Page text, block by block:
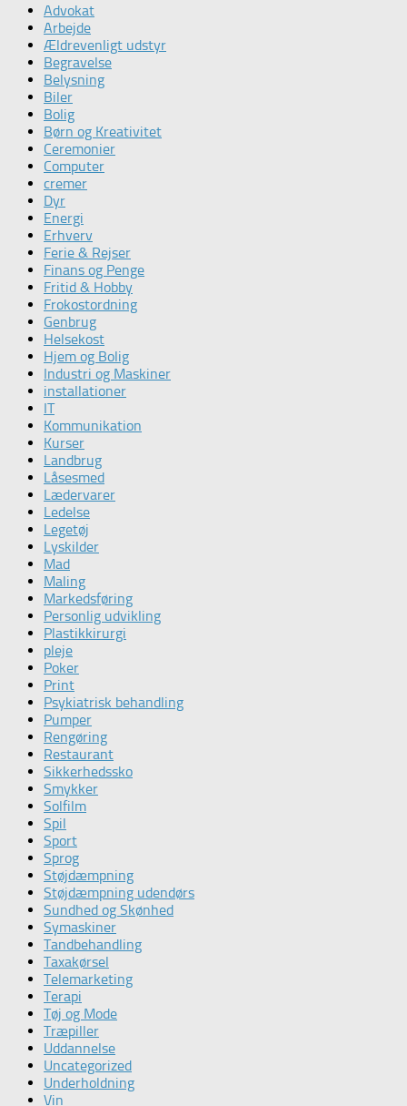
Advokat
Arbejde
Ældrevenligt udstyr
Begravelse
Belysning
Biler
Bolig
Børn og Kreativitet
Ceremonier
Computer
cremer
Dyr
Energi
Erhverv
Ferie & Rejser
Finans og Penge
Fritid & Hobby
Frokostordning
Genbrug
Helsekost
Hjem og Bolig
Industri og Maskiner
installationer
IT
Kommunikation
Kurser
Landbrug
Låsesmed
Lædervarer
Ledelse
Legetøj
Lyskilder
Mad
Maling
Markedsføring
Personlig udvikling
Plastikkirurgi
pleje
Poker
Print
Psykiatrisk behandling
Pumper
Rengøring
Restaurant
Sikkerhedssko
Smykker
Solfilm
Spil
Sport
Sprog
Støjdæmpning
Støjdæmpning udendørs
Sundhed og Skønhed
Symaskiner
Tandbehandling
Taxakørsel
Telemarketing
Terapi
Tøj og Mode
Træpiller
Uddannelse
Uncategorized
Underholdning
Vin